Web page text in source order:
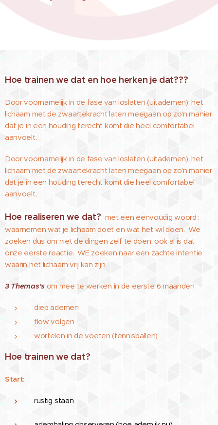
Hoe trainen we dat en hoe herken je dat???
Door voornamelijk in de fase van loslaten (uitademen), het
lichaam met de zwaartekracht laten meegaan op zo'n manier
dat je in een houding terecht komt die heel comfortabel
aanvoelt.
Door voornamelijk in de fase van loslaten (uitademen), het
lichaam met de zwaartekracht laten meegaan op zo'n manier
dat je in een houding terecht komt die heel comfortabel
aanvoelt.
Hoe realiseren we dat? met een eenvoudig woord :
waarnemen wat je lichaam doet en wat het wil doen. We
zoeken dus om niet de dingen zelf te doen, ook al is dat
onze eerste reactie. WE zoeken naar een zachte intentie
waarin het lichaam vrij kan zijn.
3 Themas's om mee te werken in de eerste 6 maanden
diep ademen
flow volgen
wortelen in de voeten (tennisballen)
Hoe trainen we dat?
Start:
rustig staan